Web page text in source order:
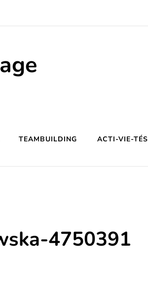
TEAMBUILDING ACTI-VIE-TÉS
4750391